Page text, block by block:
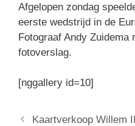
Afgelopen zondag
eerste wedstrijd in de
Fotograaf Andy Zuidema
fotoverslag.
[nggallery id=10]
Kaartverkoop Willem